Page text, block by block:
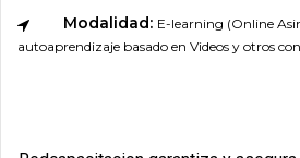
Modalidad: E-learning (Online
autoaprendizaje basado en Videos y otros